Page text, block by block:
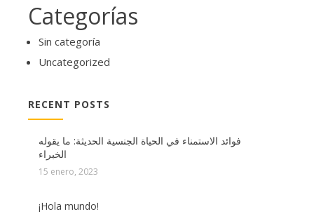
Categorías
Sin categoría
Uncategorized
RECENT POSTS
فوائد الاستمناء في الحياة الجنسية الحديثة: ما يقوله
الخبراء
15 enero, 2023
¡Hola mundo!